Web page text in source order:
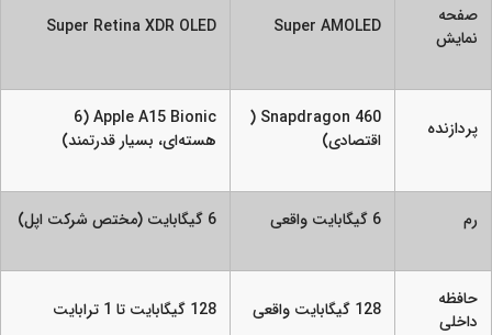
صفحه
نمایش
Super AMOLED
Super Retina XDR OLED
پردازنده
Snapdragon 460 (
اقتصادی)
Apple A15 Bionic (6
هسته‌ای، بسیار قدرتمند)
رم 6 گیگابایت واقعی 6 گیگابایت (مختص شرکت اپل)
حافظه
داخلی
128 گیگابایت واقعی 128 گیگابایت تا 1 ترابایت